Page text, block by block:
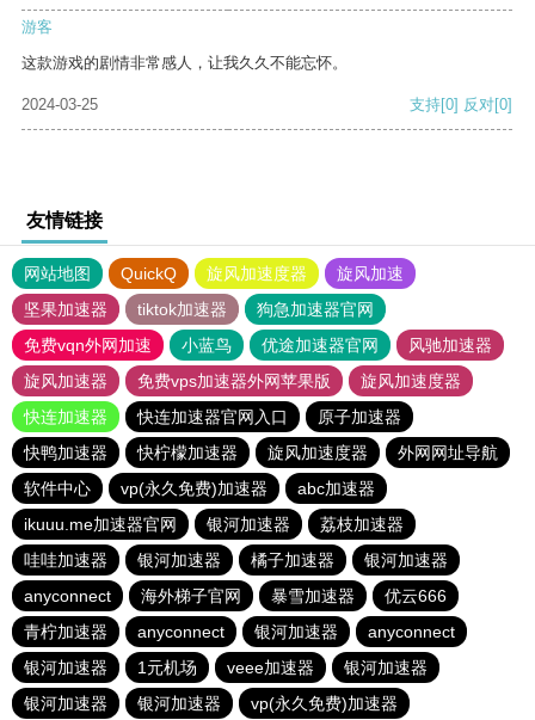
游客
这款游戏的剧情非常感人，让我久久不能忘怀。
2024-03-25 支持[0] 反对[0]
友情链接
网站地图 QuickQ 旋风加速度器
旋风加速
坚果加速器
tiktok加速器
狗急加速器官网
免费vqn外网加速
小蓝鸟 优途加速器官网
风驰加速器
旋风加速器
免费vps加速器外网苹果版
旋风加速度器
快连加速器
快连加速器官网入口
原子加速器
快鸭加速器
快柠檬加速器 旋风加速度器
外网网址导航
软件中心
vp(永久免费)加速器
abc加速器
ikuuu.me加速器官网
银河加速器
荔枝加速器
哇哇加速器
银河加速器 橘子加速器
银河加速器
anyconnect
海外梯子官网 暴雪加速器
优云666
青柠加速器
anyconnect 银河加速器
anyconnect
银河加速器
1元机场 veee加速器
银河加速器
银河加速器
银河加速器 vp(永久免费)加速器